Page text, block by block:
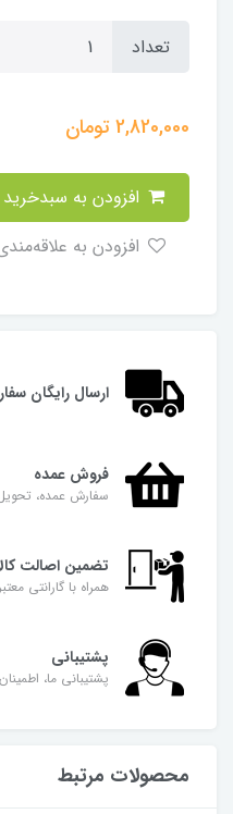
تعداد
2,820,000تومان
ارسال رایگان سفارش های
فروش عمده
سفارش عمده، تحویل
تضمین اصالت
همراه با گارانتی معتبر
پشتیبانی
پشتیبانی ما،
محصولات مرتبط